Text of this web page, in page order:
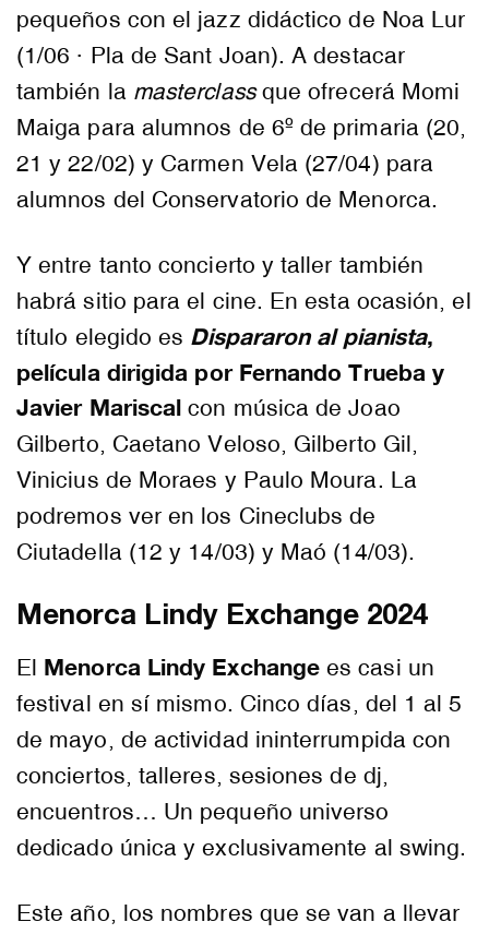
pequeños con el jazz didáctico de Noa Lur
(1/06 · Pla de Sant Joan). A destacar
también la masterclassque ofrecerá Momi
Maiga para alumnos de 6º de primaria (20,
21 y 22/02) y Carmen Vela (27/04) para
alumnos del Conservatorio de Menorca.
Y entre tanto concierto y taller también
habrá sitio para el cine. En esta ocasión, el
título elegido es Dispararon al pianista,
película dirigida por Fernando Trueba y
Javier Mariscal con música de Joao
Gilberto, Caetano Veloso, Gilberto Gil,
Vinicius de Moraes y Paulo Moura. La
podremos ver en los Cineclubs de
Ciutadella (12 y 14/03) y Maó (14/03).
Menorca Lindy Exchange 2024
El Menorca Lindy Exchange es casi un
festival en sí mismo. Cinco días, del 1 al 5
de mayo, de actividad ininterrumpida con
conciertos, talleres, sesiones de dj,
encuentros… Un pequeño universo
dedicado única y exclusivamente al swing.
Este año, los nombres que se van a llevar